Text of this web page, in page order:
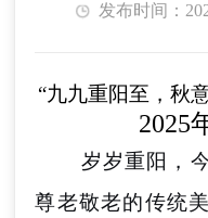
发布时间：
“九九重阳至，秋
2025
岁岁重阳，
尊老敬老的传统